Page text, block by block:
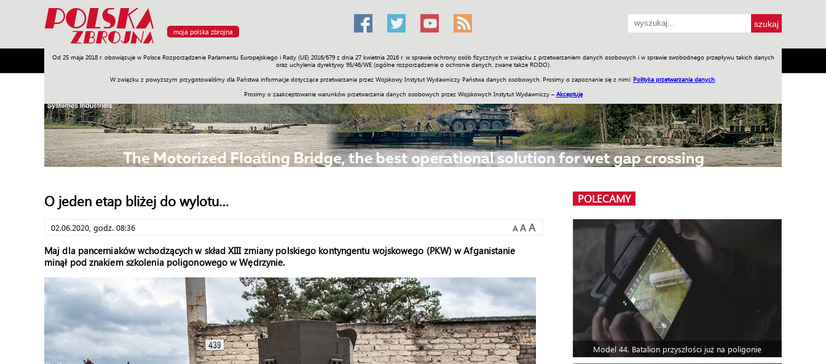
moja polska zbrojna
Od 25 maja 2018 r. obowiązuje w Polsce Rozporządzenie Parlamentu Europejskiego i Rady (UE) 2016/679 z dnia 27 kwietnia 2016 r. w sprawie ochrony osób fizycznych w związku z przetwarzaniem danych osobowych i w sprawie swobodnego przepływu takich danych
oraz uchylenia dyrektywy 95/46/WE (ogólne rozporządzenie o ochronie danych, zwane także RODO).
W związku z powyższym przygotowaliśmy dla Państwa informacje dotyczące przetwarzania przez Wojskowy Instytut Wydawniczy Państwa danych osobowych. Prosimy o zapoznanie się z nimi: Polityka przetwarzania danych
Prosimy o zaakceptowanie warunków przetwarzania danych osobowych przez Wojskowych Instytut Wydawniczy – Akceptuję
Armia Poligon Sprzęt Misje Polityka Prawo Świat Społeczność Sport Historia Galerie Wideo ENGLISH SKLEP Jednodniówki Praca w WIW
O jeden etap bliżej do wylotu…
02.06.2020, godz. 08:36 A A A
Maj dla pancerniaków wchodzących w skład XIII zmiany polskiego kontyngentu wojskowego (PKW) w Afganistanie
minął pod znakiem szkolenia poligonowego w Wędrzynie.
POLECAMY
Model 44. Batalion przyszłości już na poligonie